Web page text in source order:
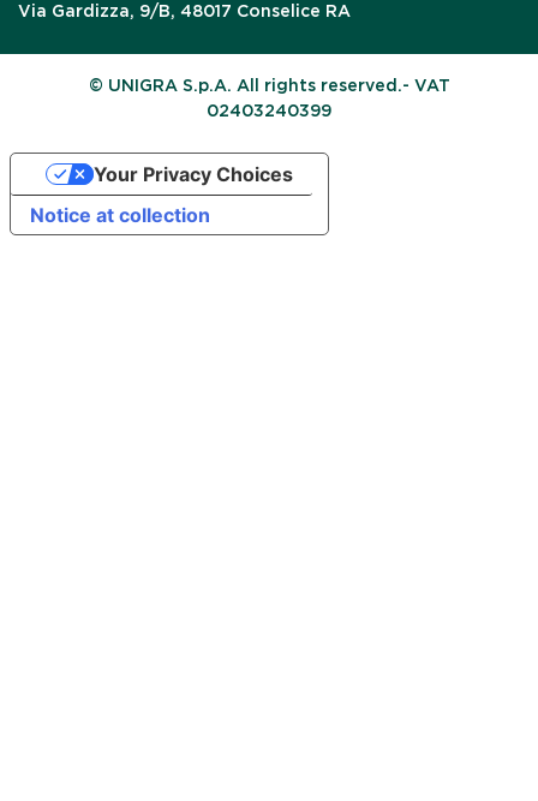
Via Gardizza, 9/B, 48017 Conselice RA
© UNIGRA S.p.A. All rights reserved.- VAT
02403240399
Notice at collection
Your Privacy Choices